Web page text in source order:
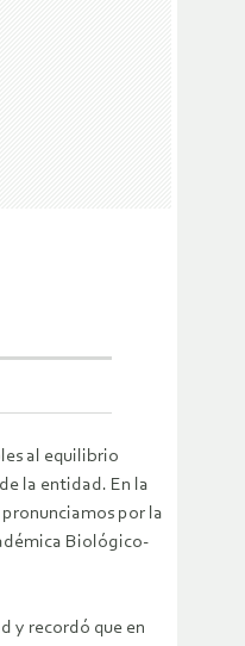
al equilibrio
la entidad. En la
por la
Biológico-
y recordó que en